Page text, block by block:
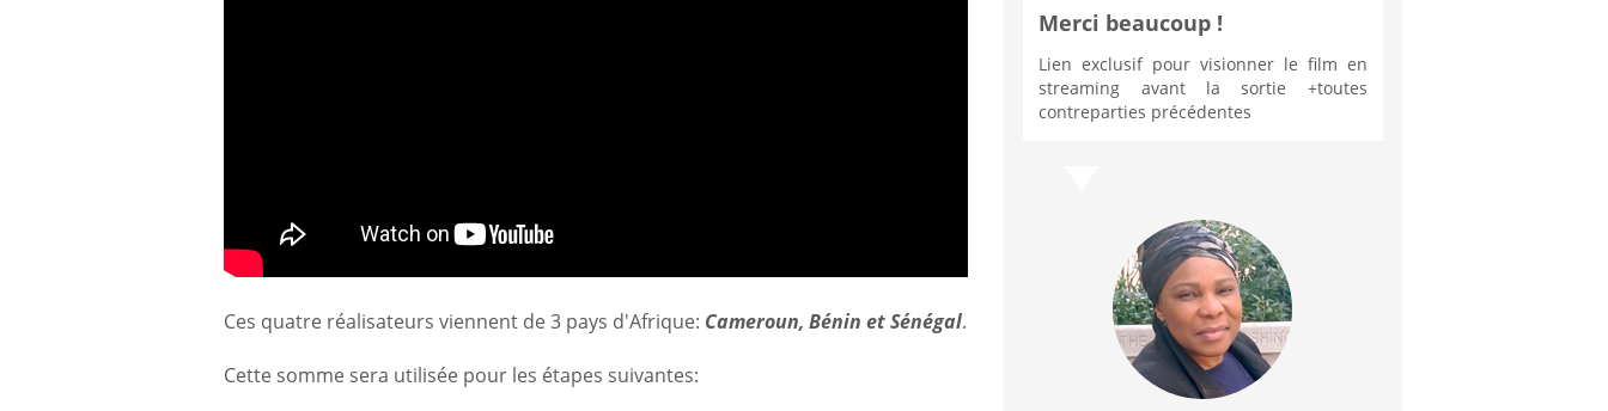
Ces quatre réalisateurs viennent de 3 pays d'Afrique: Cameroun, Bénin et Sénégal.
Cette somme sera utilisée pour les étapes suivantes:
Merci beaucoup !
Lien exclusif pour visionner le film en
streaming avant la sortie +toutes
contreparties précédentes